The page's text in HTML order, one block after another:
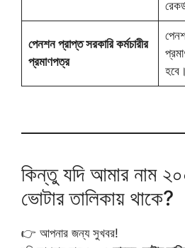
পেনশন প্রাপ্ত সরকারি কর্মচারীর
প্রমাণপত্র
হবে।
কিন্তু যদি আমার নাম
ভোটার তালিকায় থাকে?
👉 আপনার জন্য সুখবর!